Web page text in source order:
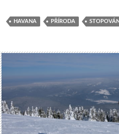
HAVANA PŘÍRODA STOPOVÁNÍ